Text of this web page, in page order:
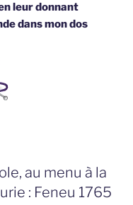
leur donnant
dans mon dos
au menu à la
: Feneu 1765